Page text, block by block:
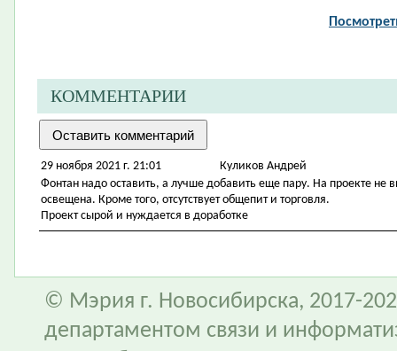
КОММЕНТАРИИ
29 ноября 2021 г. 21:01
Куликов Андрей
Фонтан надо оставить, а лучше добавить еще пару. На проекте не
освещена. Кроме того, отсутствует общепит и торговля.
Проект сырой и нуждается в доработке
© Мэрия г. Новосибирска, 2017-
департаментом связи и